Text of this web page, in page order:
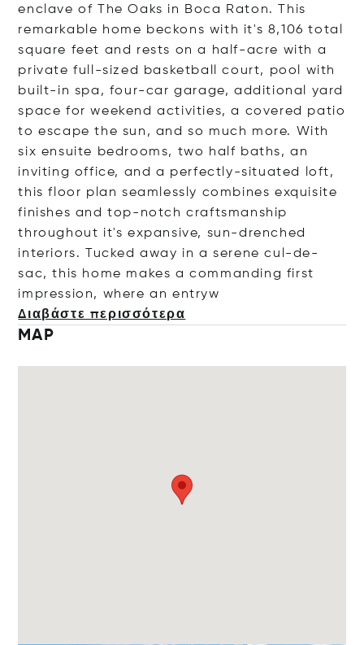
enclave of The Oaks in Boca Raton. This
remarkable home beckons with it's 8,106 total
square feet and rests on a half-acre with a
private full-sized basketball court, pool with
built-in spa, four-car garage, additional yard
space for weekend activities, a covered patio
to escape the sun, and so much more. With
six ensuite bedrooms, two half baths, an
inviting office, and a perfectly-situated loft,
this floor plan seamlessly combines exquisite
finishes and top-notch craftsmanship
throughout it's expansive, sun-drenched
interiors. Tucked away in a serene cul-de-
sac, this home makes a commanding first
impression, where an entryw
Διαβάστε περισσότερα
MAP